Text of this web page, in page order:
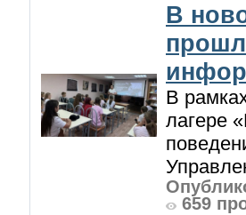
В
В
лагере
659